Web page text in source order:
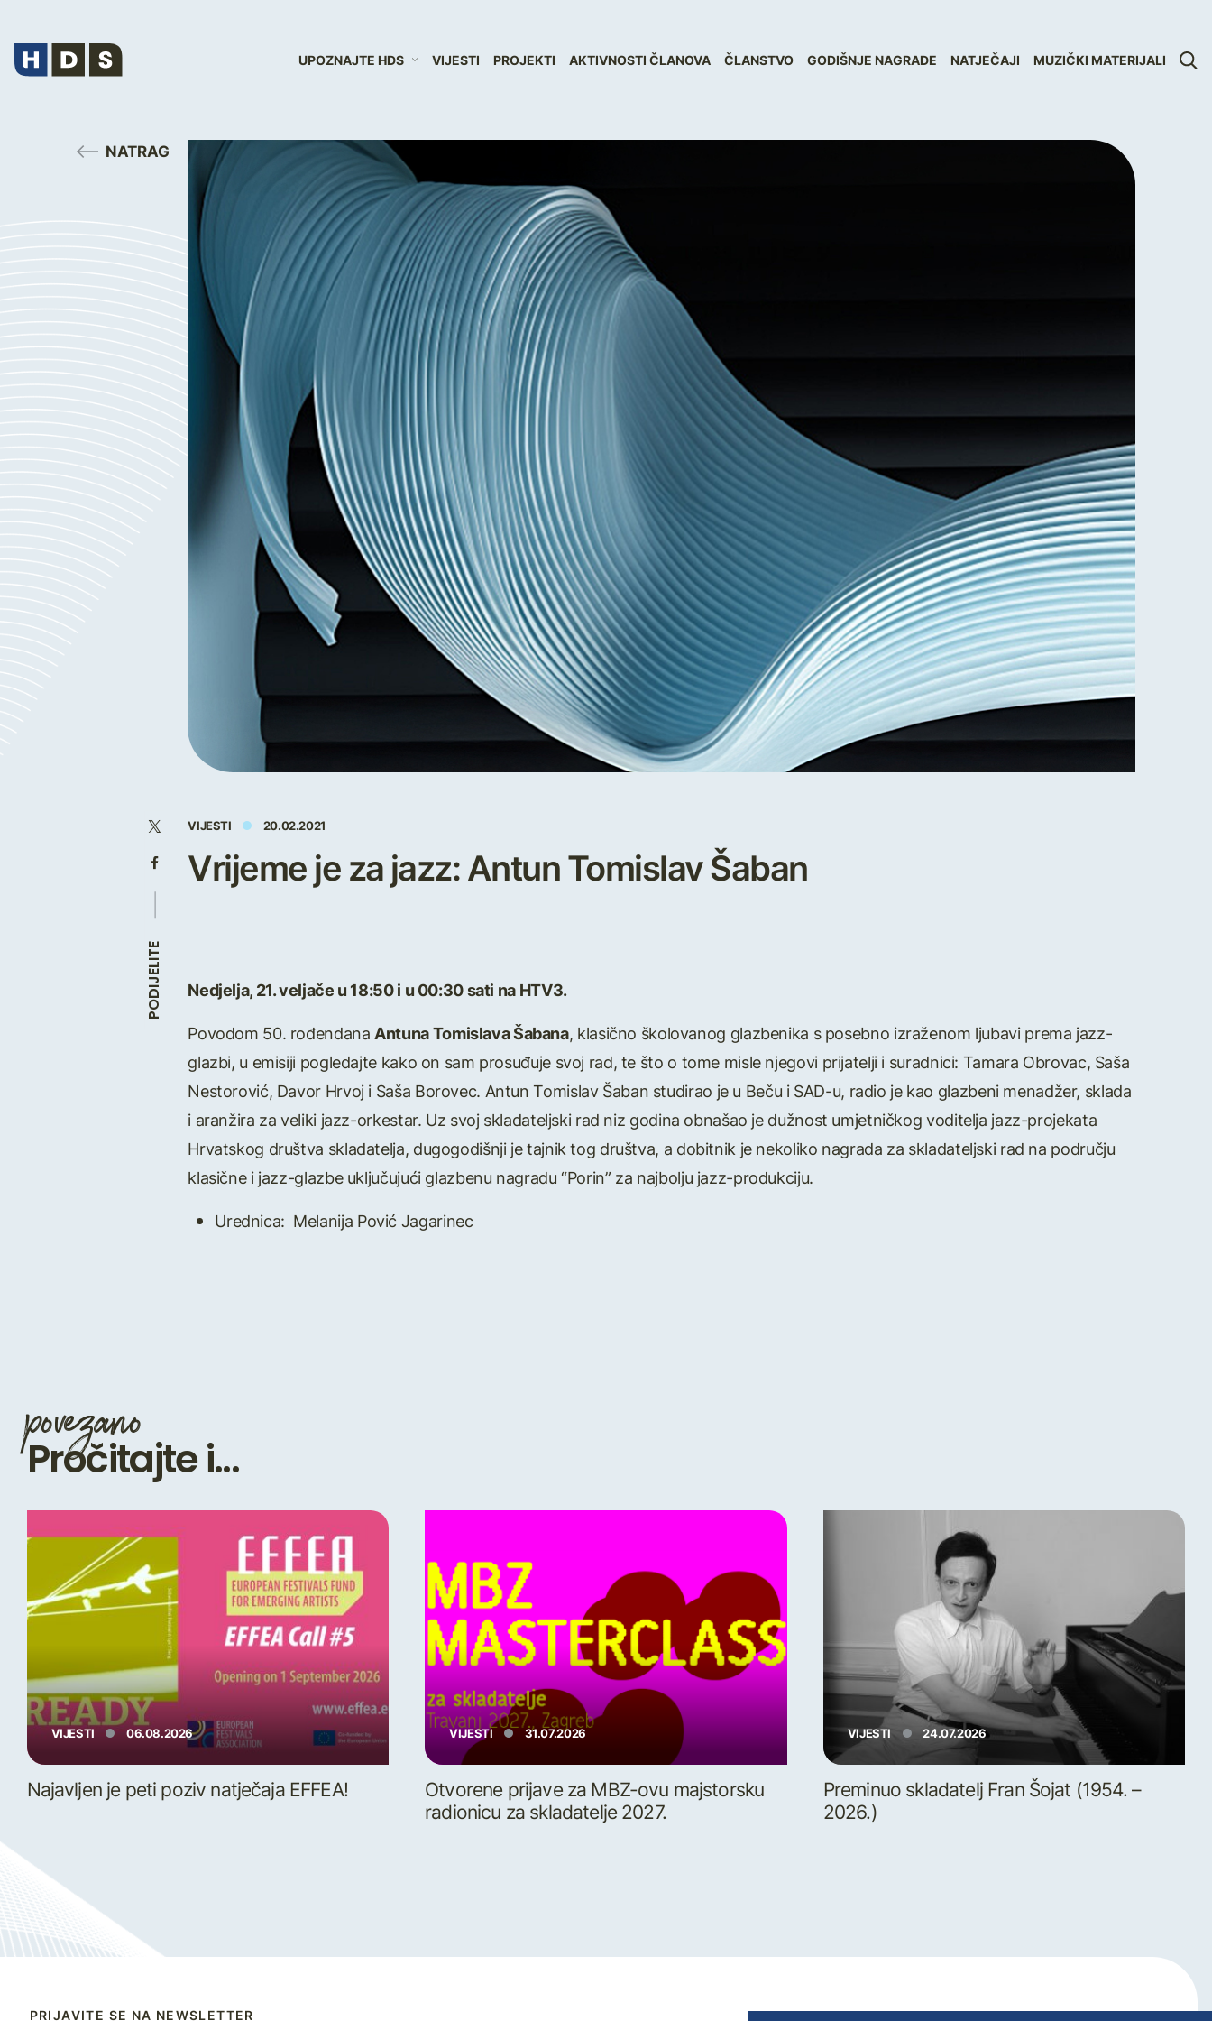
UPOZNAJTE HDS VIJESTI PROJEKTI AKTIVNOSTI ČLANOVA ČLANSTVO GODIŠNJE NAGRADE NATJEČAJI MUZIČKI MATERIJALI
NATRAG
PODIJELITE
VIJESTI 20.02.2021
Vrijeme je za jazz: Antun Tomislav Šaban
Nedjelja, 21. veljače u 18:50 i u 00:30 sati na HTV3.
Povodom 50. rođendanaAntuna Tomislava Šabana, klasično školovanog glazbenika s posebno izraženom ljubavi prema jazz-
glazbi, u emisiji pogledajte kako on sam prosuđuje svoj rad, te što o tome misle njegovi prijatelji i suradnici: Tamara Obrovac, Saša
Nestorović, Davor Hrvoj i Saša Borovec. Antun Tomislav Šaban studirao je u Beču i SAD-u, radio je kao glazbeni menadžer, sklada
i aranžira za veliki jazz-orkestar. Uz svoj skladateljski rad niz godina obnašao je dužnost umjetničkog voditelja jazz-projekata
Hrvatskog društva skladatelja, dugogodišnji je tajnik tog društva, a dobitnik je nekoliko nagrada za skladateljski rad na području
klasične i jazz-glazbe uključujući glazbenu nagradu “Porin” za najbolju jazz-produkciju.
Urednica: Melanija Pović Jagarinec
povezano
Pročitajte i...
VIJESTI 06.08.2026
Najavljen je peti poziv natječaja EFFEA!
VIJESTI 31.07.2026
Otvorene prijave za MBZ-ovu majstorsku
radionicu za skladatelje 2027.
VIJESTI 24.07.2026
Preminuo skladatelj Fran Šojat (1954. –
2026.)
PRIJAVITE SE NA NEWSLETTER